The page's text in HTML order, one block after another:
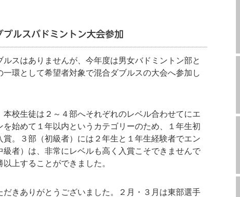
ルスバドミントン大会参加
スはありませんが、今年度は男女バドミントン部と
環として希望者対象で混合ダブルスの大会へ参加し
校生徒は２～４部へそれぞれのレベル合わせてにエ
始めて１年以内というカテゴリーのため、１年生初
。３部（初級者）には２年生と１年生経験者でエン
級者）は、非常にレベルも高く入賞こそできませんで
上することができました。
きありがとうございました。２月・３月は東部選手